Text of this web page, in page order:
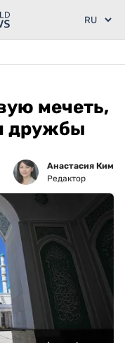
мечеть,
дружбы
Анастасия Ким
Редактор